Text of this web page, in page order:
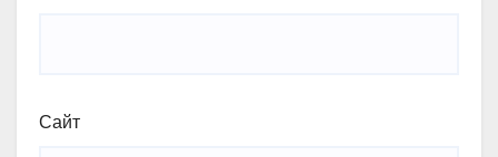
Сайт